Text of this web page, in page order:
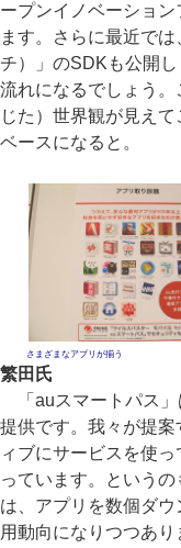
ープンイノベーショ
ます。さらに最近で
チ）」のSDKも公開
流れになるでしょう
じた）世界観が見え
ベースになると。
さまざまなアプリが揃う
繁田氏
「auスマートパス」
提供です。我々が提
ィブにサービスを使
っています。という
は、アプリを数個ダ
用動向になりつつあ